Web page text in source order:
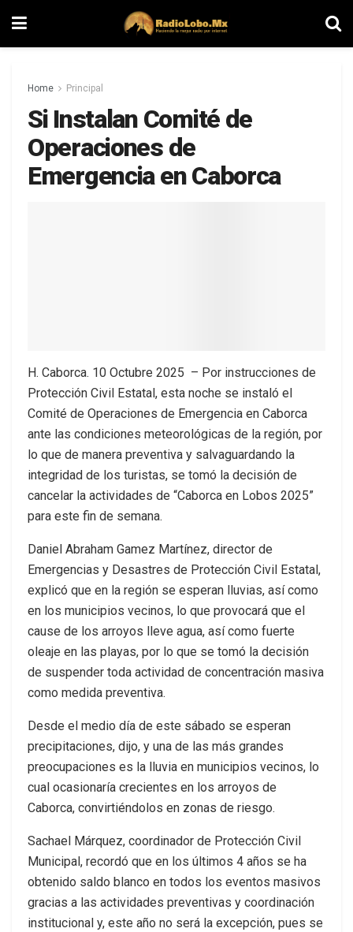
Home Principal
Si Instalan Comité de
Operaciones de
Emergencia en Caborca
H. Caborca. 10 Octubre 2025 – Por instrucciones de
Protección Civil Estatal, esta noche se instaló el
Comité de Operaciones de Emergencia en Caborca
ante las condiciones meteorológicas de la región, por
lo que de manera preventiva y salvaguardando la
integridad de los turistas, se tomó la decisión de
cancelar la actividades de “Caborca en Lobos 2025”
para este fin de semana.
Daniel Abraham Gamez Martínez, director de
Emergencias y Desastres de Protección Civil Estatal,
explicó que en la región se esperan lluvias, así como
en los municipios vecinos, lo que provocará que el
cause de los arroyos lleve agua, así como fuerte
oleaje en las playas, por lo que se tomó la decisión
de suspender toda actividad de concentración masiva
como medida preventiva.
Desde el medio día de este sábado se esperan
precipitaciones, dijo, y una de las más grandes
preocupaciones es la lluvia en municipios vecinos, lo
cual ocasionaría crecientes en los arroyos de
Caborca, convirtiéndolos en zonas de riesgo.
Sachael Márquez, coordinador de Protección Civil
Municipal, recordó que en los últimos 4 años se ha
obtenido saldo blanco en todos los eventos masivos
gracias a las actividades preventivas y coordinación
institucional y, este año no será la excepción, pues se